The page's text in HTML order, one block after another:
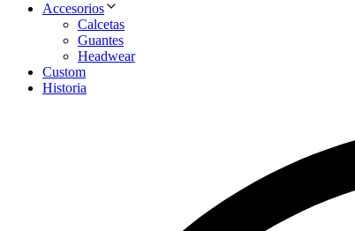
Accesorios
Calcetas
Guantes
Headwear
Custom
Historia